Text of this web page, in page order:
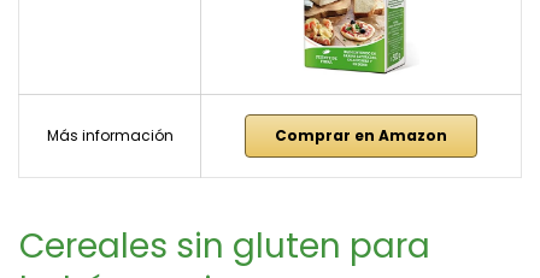
Más información Comprar en Amazon
Cereales sin gluten para